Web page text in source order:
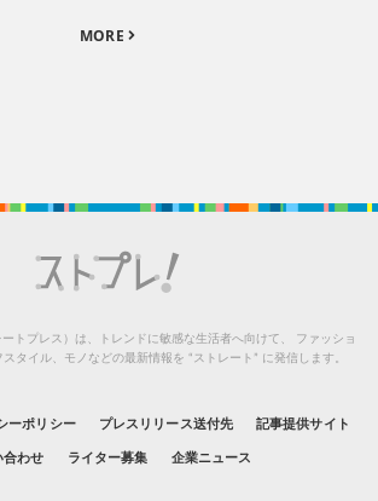
MORE
ートプレス）は、トレンドに敏感な生活者へ向けて、
ファッショ
タイル、モノなどの最新情報を “ストレート” に発信します。
ーポリシー プレスリリース送付先 記事提供サイト
合わせ ライター募集 企業ニュース